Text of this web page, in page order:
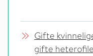
Gifte
gifte